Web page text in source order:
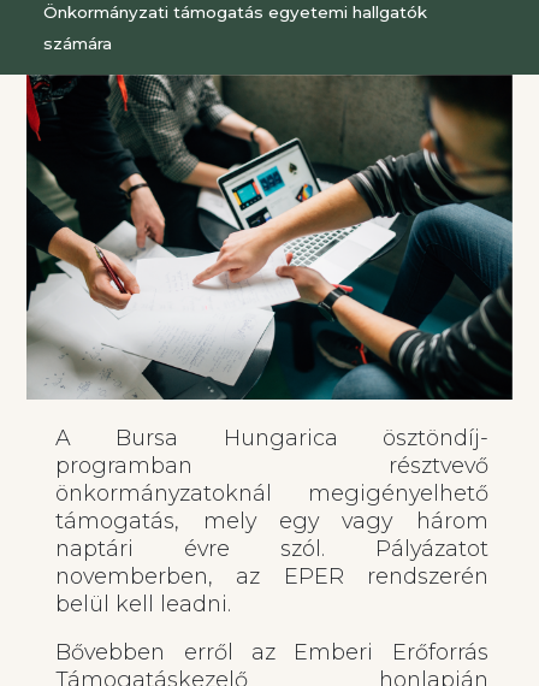
Önkormányzati támogatás egyetemi hallgatók
számára
A Bursa Hungarica ösztöndíj-
programban résztvevő
önkormányzatoknál megigényelhető
támogatás, mely egy vagy három
naptári évre szól. Pályázatot
novemberben, az EPER rendszerén
belül kell leadni.
Bővebben erről az Emberi Erőforrás
Támogatáskezelő honlapján